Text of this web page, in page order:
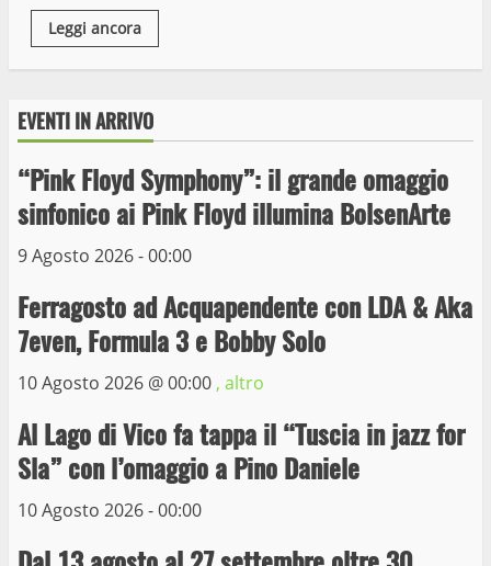
Leggi ancora
EVENTI IN ARRIVO
“Pink Floyd Symphony”: il grande omaggio
sinfonico ai Pink Floyd illumina BolsenArte
9 Agosto 2026 - 00:00
Ferragosto ad Acquapendente con LDA & Aka
7even, Formula 3 e Bobby Solo
10 Agosto 2026 @00:00 , altro
Al Lago di Vico fa tappa il “Tuscia in jazz for
Sla” con l’omaggio a Pino Daniele
10 Agosto 2026 - 00:00
3
Wiplanet Baseball supera il Napoli
9 Maggio 2023
4
La Polizia di Stato arresta il ladro seriale
delle auto in sosta a Viterbo
10 Maggio 2023
Prorogata la mostra dei bozzetti di
Michelangelo Buonarroti ospitata al
Museo dei Portici